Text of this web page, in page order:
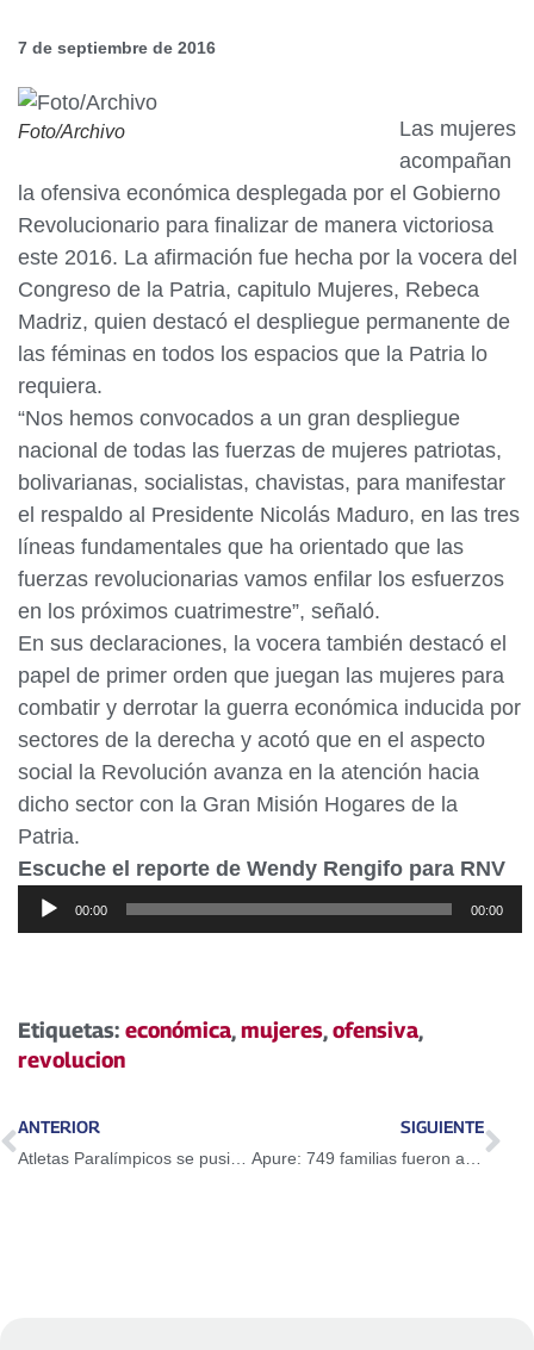
7 de septiembre de 2016
Foto/Archivo
Las mujeres
acompañan
la ofensiva económica desplegada por el Gobierno
Revolucionario para finalizar de manera victoriosa
este 2016. La afirmación fue hecha por la vocera del
Congreso de la Patria, capitulo Mujeres, Rebeca
Madriz, quien destacó el despliegue permanente de
las féminas en todos los espacios que la Patria lo
requiera.
“Nos hemos convocados a un gran despliegue
nacional de todas las fuerzas de mujeres patriotas,
bolivarianas, socialistas, chavistas, para manifestar
el respaldo al Presidente Nicolás Maduro, en las tres
líneas fundamentales que ha orientado que las
fuerzas revolucionarias vamos enfilar los esfuerzos
en los próximos cuatrimestre”, señaló.
En sus declaraciones, la vocera también destacó el
papel de primer orden que juegan las mujeres para
combatir y derrotar la guerra económica inducida por
sectores de la derecha y acotó que en el aspecto
social la Revolución avanza en la atención hacia
dicho sector con la Gran Misión Hogares de la
Patria.
Escuche el reporte de Wendy Rengifo para RNV
Reproductor
de
00:00 00:00
Etiquetas: económica,mujeres,ofensiva,
revolucion
ANTERIOR SIGUIENTE